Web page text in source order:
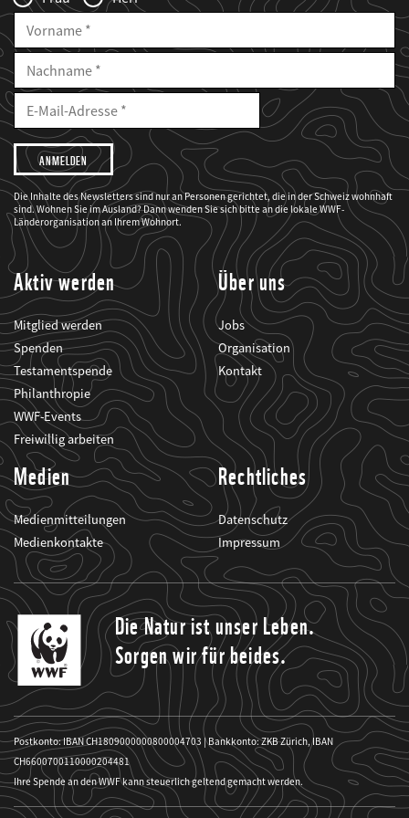
Vorname
Nachname
E-
Mailadresse
E-
Adresse
Ich
möchte,
dass
der
WWF
mich
über
seine
Projekte
informiert.
Die Inhalte des Newsletters sind nur an Personen gerichtet, die in der Schweiz wohnhaft
sind. Wohnen Sie im Ausland? Dann wenden Sie sich bitte an die lokale WWF-
Länderorganisation an Ihrem Wohnort.
Aktiv werden
Mitglied werden
Spenden
Testamentspende
Philanthropie
WWF-Events
Freiwillig arbeiten
Über uns
Jobs
Organisation
Kontakt
Medien
Medienmitteilungen
Medienkontakte
Rechtliches
Datenschutz
Impressum
Die Natur ist unser Leben.
Sorgen wir für beides.
Postkonto: IBAN CH1809000000800004703 | Bankkonto: ZKB Zürich, IBAN
CH6600700110000204481
Ihre Spende an den WWF kann steuerlich geltend gemacht werden.